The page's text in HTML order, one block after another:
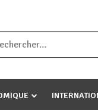
umuryango